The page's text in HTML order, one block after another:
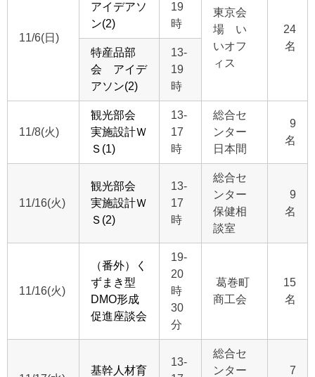
11/6(日)
アイデアソ
ン(2)
19
時
東京会
場 い
いオフ
ィス
24
名
特産品部
会 アイデ
アソン(2)
13-
19
時
11/8(火)
観光部会
実施設計Ｗ
Ｓ(1)
13-
17
時
総合セ
ンター
日本間
9
名
11/16(火)
観光部会
実施設計Ｗ
Ｓ(2)
13-
17
時
総合セ
ンター
保健相
談室
9
名
11/16(火)
（番外）く
ずまき型
DMO形成
促進座談会
19-
20
時
30
分
葛巻町
商工会
15
名
基幹人材育
13-
総合セ
ンター
7